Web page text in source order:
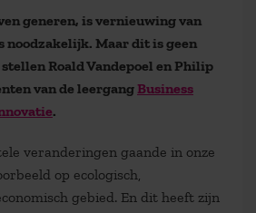
generen, is vernieuwing van
noodzakelijk. Maar dit is geen
Roald Vandepoel en Philip
van de leergangBusiness
.
veranderingen gaande in onze
op ecologisch,
gebied. En dit heeft zijn